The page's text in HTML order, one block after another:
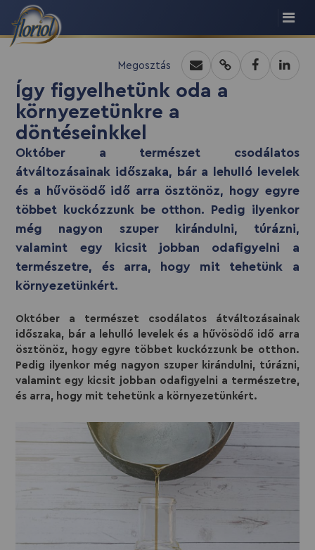
Megosztás
Így figyelhetünk oda a
környezetünkre a
döntéseinkkel
Október a természet csodálatos
átváltozásainak időszaka, bár a lehulló levelek
és a hűvösödő idő arra ösztönöz, hogy egyre
többet kuckózzunk be otthon. Pedig ilyenkor
még nagyon szuper kirándulni, túrázni,
valamint egy kicsit jobban odafigyelni a
természetre, és arra, hogy mit tehetünk a
környezetünkért.
Október a természet csodálatos átváltozásainak
időszaka, bár a lehulló levelek és a hűvösödő idő arra
ösztönöz, hogy egyre többet kuckózzunk be otthon.
Pedig ilyenkor még nagyon szuper kirándulni, túrázni,
valamint egy kicsit jobban odafigyelni a természetre,
és arra, hogy mit tehetünk a környezetünkért.